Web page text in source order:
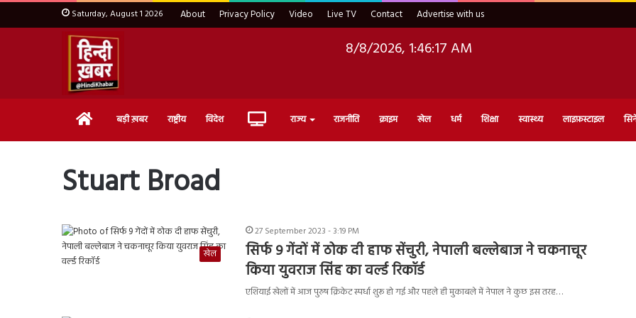
Saturday, August 1 2026 About Privacy Policy Video Live TV Contact Advertise with us
8/8/2026, 1:46:18 AM
Home बड़ी ख़बर राष्ट्रीय विदेश Live राज्य राजनीति क्राइम खेल धर्म शिक्षा स्वास्थ्य लाइफ़स्टाइल
Stuart Broad
खेल
27 September 2023 - 3:19 PM
सिर्फ 9 गेंदों में ठोक दी हाफ सेंचुरी, नेपाली बल्लेबाज ने चकनाचूर
किया युवराज सिंह का वर्ल्ड रिकॉर्ड
एशियाई खेलों में आज पुरुष क्रिकेट स्पर्धा शुरू हो गई और पहले ही मुकाबले में नेपाल ने कुछ इस तरह…